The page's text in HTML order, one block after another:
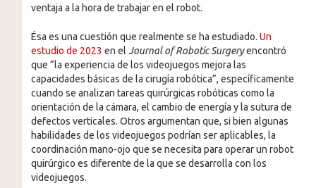
ventaja a la hora de trabajar en el robot.
Ésa es una cuestión que realmente se ha estudiado. Un
estudio de 2023 en el Journal of Robotic Surgeryencontró
que “la experiencia de los videojuegos mejora las
capacidades básicas de la cirugía robótica”, específicamente
cuando se analizan tareas quirúrgicas robóticas como la
orientación de la cámara, el cambio de energía y la sutura de
defectos verticales. Otros argumentan que, si bien algunas
habilidades de los videojuegos podrían ser aplicables, la
coordinación mano-ojo que se necesita para operar un robot
quirúrgico es diferente de la que se desarrolla con los
videojuegos.